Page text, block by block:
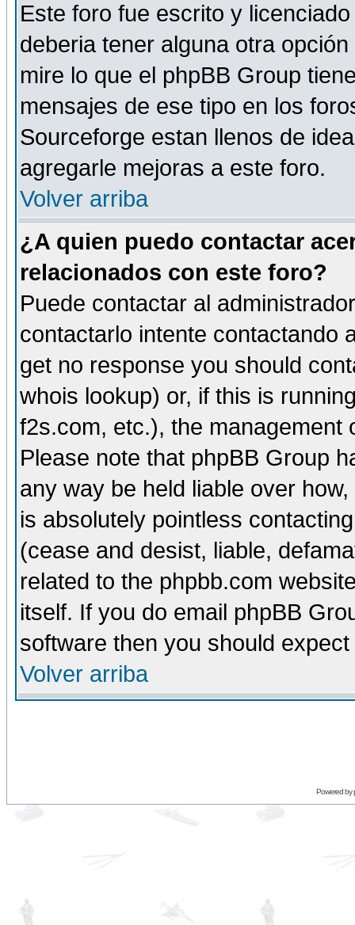
Este foro fue escrito y
deberia tener alguna otra
mire lo que el phpBB Group
mensajes de ese tipo en los
Sourceforge estan llenos de
agregarle mejoras a este foro.
Volver arriba
¿A quien puedo contactar
relacionados con este foro?
Puede contactar al
contactarlo intente contactando
get no response you should
whois lookup) or, if this is
f2s.com, etc.), the management
Please note that phpBB Group
any way be held liable over
is absolutely pointless
(cease and desist, liable,
related to the phpbb.com
itself. If you do email phpBB
software then you should
Volver arriba
Powered by